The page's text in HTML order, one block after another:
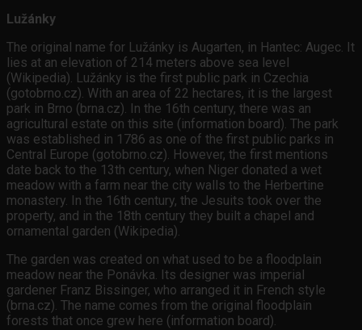
Lužánky
The original name for Lužánky is Augarten, in Hantec: Augec. It
lies at an elevation of 214 meters above sea level
(Wikipedia). Lužánky is the first public park in Czechia
(gotobrno.cz). With an area of 22 hectares, it is the largest
park in Brno (brna.cz). In the 16th century, there was an
agricultural estate on this site (information board). The park
was established in 1786 as one of the first public parks in
Central Europe (gotobrno.cz). However, the first mentions
date back to the 13th century, when Niger donated a wet
meadow with a farm near the city walls to the Herbertine
monastery. In the 16th century, the Jesuits took over the
property, and in the 18th century they built a chapel and
ornamental garden (Wikipedia).
The garden was created on what used to be a floodplain
meadow near the Ponávka. Its designer was imperial
gardener Franz Bissinger, who arranged it in French style
(brna.cz). The name comes from the original floodplain
forests that once grew here (information board).